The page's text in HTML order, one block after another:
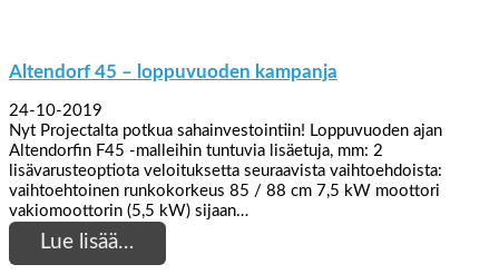
Altendorf 45 – loppuvuoden kampanja
24-10-2019
Nyt Projectalta potkua sahainvestointiin! Loppuvuoden ajan
Altendorfin F45 -malleihin tuntuvia lisäetuja, mm: 2
lisävarusteoptiota veloituksetta seuraavista vaihtoehdoista:
vaihtoehtoinen runkokorkeus 85 / 88 cm 7,5 kW moottori
vakiomoottorin (5,5 kW) sijaan…
Lue lisää…